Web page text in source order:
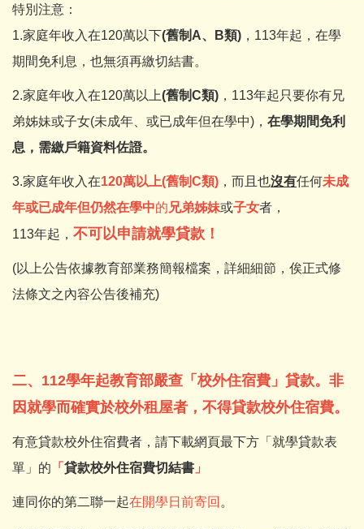
特別注意：
1.家庭年收入在120萬以下(舊制A、B類) ，113年起，在學
期間免利息，也無須再繳切結書。
2.家庭年收入在120萬以上(舊制C類) ，113年起只要你有兄
弟姊妹或子女(未成年、或已成年但在學中)， 在學期間免利
息，需繳戶籍資料佐證。
3.家庭年收入在120萬以上(舊制C類) ，而且也沒有任何未成
年或已成年但仍然在學中的 兄弟姊妹或子女者，
113年起， 不可以申請就學貸款！
(以上公告依據教育部業務簡報檔案，詳細細節，俟正式修
法條文之內容公告後補充)
二、112學年起教育部嚴查「校外住宿費」貸款。非
因就學而確實於校外租屋者，不得貸款校外住宿費。
有意貸款校外住宿費者，請下載網頁最下方「就學貸款表
單」的 「 貸款校外住宿費切結書 」
連同你的第二聯一起在開學日前寄回 。